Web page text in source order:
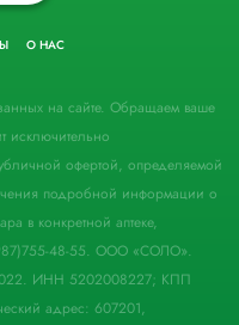
О НАС
на сайте. Обращаем ваше
исключительно
офертой, определяемой
подробной информации о
в конкретной аптеке,
48-55. ООО «СОЛО».
ИНН 5202008227; КПП
адрес: 607201,